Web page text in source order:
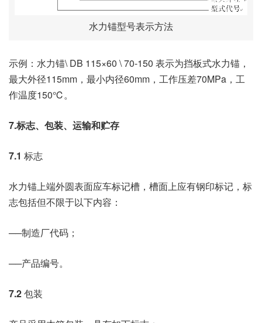
水力锚型号表示方法
示例：水力锚\ DB 115×60 \ 70-150 表示为挡板式水力锚，
最大外径115mm，最小内径60mm，工作压差70MPa，工
作温度150℃。
7.标志、包装、运输和贮存
7.1 标志
水力锚上端外圆表面应车标记槽，槽面上应有钢印标记，标
志包括但不限于以下内容：
──制造厂代码；
──产品编号。
7.2包装